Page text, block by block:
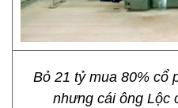
Bỏ 21 tỷ mua 80% cổ
nhưng cái ông Lộc